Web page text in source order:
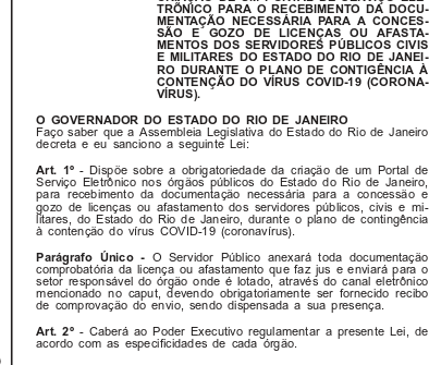
TRÕNICO  PARA  O  RECEBIMENTO  DA  DOCU-
MENTAÇÃO  NECESSÁRIA  PARA  A  CONCES-
SÃO   E   GOZO   DE   LICENÇAS   OU   AFASTA-
MENTOS  DOS  SERVIDORES  PÚBLICOS  CIVIS
E  MILITARES  DO  ESTADO  DO  RIO  DE  JANEI-
RO  DURANTE  O  PLANO  DE  CONTIGÊNCIA  À
CONTENÇÃO  DO  VÍRUS  COVID-19  (CORONA-
VÍRUS).
O  GOVERNADOR  DO  ESTADO  DO  RIO  DE  JANEIRO
Faço  saber  que  a  Assembleia  Legislativa  do  Estado  do  Rio  de  Janeiro
decreta  e  eu  sanciono  a  seguinte  Lei:
Art.  1º -  Dispõe  sobre  a  obrigatoriedade  da  criação  de  um  Portal  de
Serviço  Eletrônico  nos  órgãos  públicos  do  Estado  do  Rio  de  Janeiro,
para  recebimento  da  documentação  necessária  para  a  concessão  e
gozo  de  licenças  ou  afastamento  dos  servidores  públicos,  civis  e  mi-
litares,  do  Estado  do  Rio  de  Janeiro,  durante  o  plano  de  contingência
à  contenção  do  vírus  COVID-19  (coronavírus).
Parágrafo  Único  -
O  Servidor  Público  anexará  toda  documentação
comprobatória  da  licença  ou  afastamento  que  faz  jus  e  enviará  para  o
setor  responsável  do  órgão  onde  é  lotado,  através  do  canal  eletrônico
mencionado  no  caput,  devendo  obrigatoriamente  ser  fornecido  recibo
de  comprovação  do  envio,  sendo  dispensada  a  sua  presença.
Art.  2º -  Caberá  ao  Poder  Executivo  regulamentar  a  presente  Lei,  de
acordo  com  as  especificidades  de  cada  órgão.